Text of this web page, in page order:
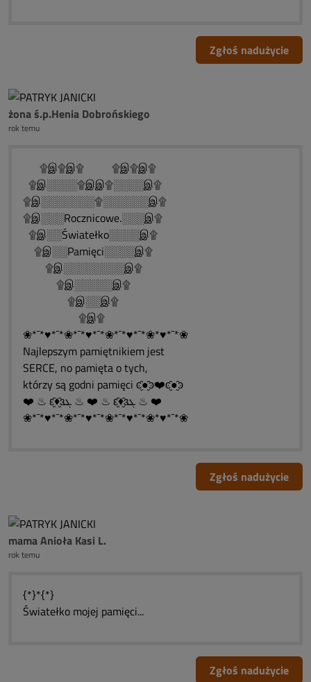
Zgłoś nadużycie
żona ś.p.Henia Dobrońskiego
rok temu
۩இ۩இ۩ ۩இ۩இ۩
۩இ░░░░۩இஇ۩░░░░இ۩
۩இ░░░░░░░۩░░░░░░இ۩
۩இ░░░Rocznicowe.░░░இ۩
۩இ░░Światełko░░░░இ۩
۩இ░░Pamięci░░░░இ۩
۩இ░░░░░░░░இ۩
۩இ░░░░░இ۩
۩இ░░இ۩
۩இ۩
❀*¯*♥*¯*❀*¯*♥*¯*❀*¯*♥*¯*❀*♥*¯*❀
Najlepszym pamiętnikiem jest
SERCE, no pamięta o tych,
którzy są godni pamięci ͼ̮̑●̮̑ͽ❤️ͼ̮̑●̮̑ͽ
❤️ ♨ ԑ̮̑♦̮̑ɜܓ ♨ ❤️ ♨ ԑ̮̑♦̮̑ɜܓ ♨ ❤️
❀*¯*♥*¯*❀*¯*♥*¯*❀*¯*♥*¯*❀*♥*¯*❀
Zgłoś nadużycie
mama Anioła Kasi L.
rok temu
{*}*{*}
Światełko mojej pamięci...
Zgłoś nadużycie